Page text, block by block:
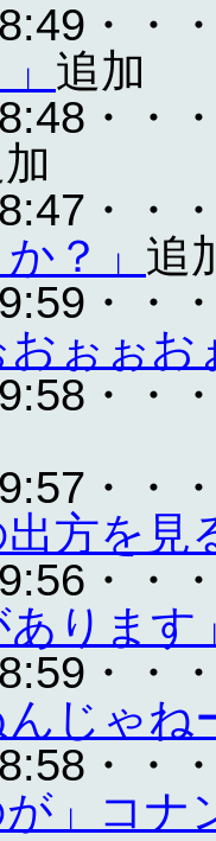
・・
追加
・・
・・
？」 追
・・
おぉぉ
・・
・・
方を見
・・
りま
・・
じゃね
・・
」コナ